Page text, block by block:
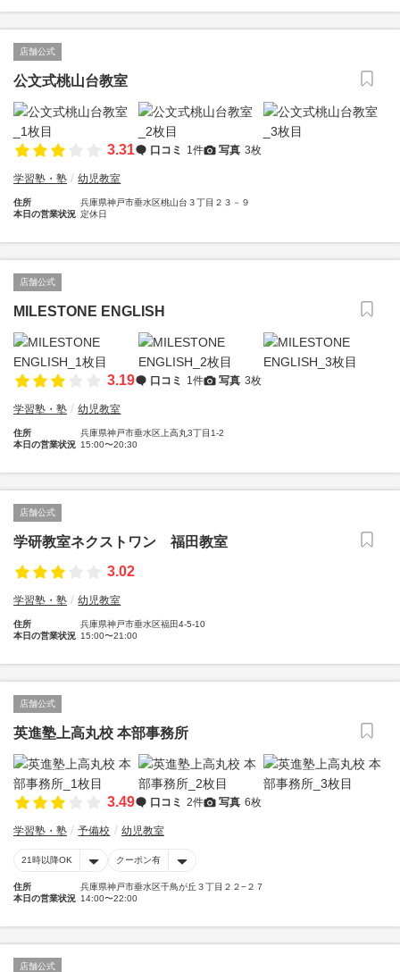
店舗公式
公文式桃山台教室
3.31 口コミ 1件 写真 3枚
学習塾・塾 幼児教室
住所
兵庫県神戸市垂水区桃山台３丁目２３－９
本日の営業状況 定休日
店舗公式
MILESTONE ENGLISH
3.19 口コミ 1件 写真 3枚
学習塾・塾 幼児教室
住所
兵庫県神戸市垂水区上高丸3丁目1-2
本日の営業状況 15:00〜20:30
店舗公式
学研教室ネクストワン 福田教室
3.02
学習塾・塾 幼児教室
住所
兵庫県神戸市垂水区福田4-5-10
本日の営業状況 15:00〜21:00
店舗公式
英進塾上高丸校 本部事務所
3.49 口コミ 2件 写真 6枚
学習塾・塾 予備校 幼児教室
21時以降OK クーポン有
住所
兵庫県神戸市垂水区千鳥が丘３丁目２２−２７
本日の営業状況 14:00〜22:00
店舗公式